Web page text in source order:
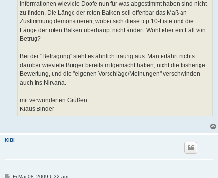
Informationen wieviele Doofe nun für was abgestimmt haben sind nicht
zu finden. Die Länge der roten Balken soll offenbar das Maß an
Zustimmung demonstrieren, wobei sich diese top 10-Liste und die
Länge der roten Balken überhaupt nicht ändert. Wohl eher ein Fall von
Betrug?
Bei der "Befragung" sieht es ähnlich traurig aus. Man erfährt nichts
darüber wieviele Bürger bereits mitgemacht haben, nicht die bisherige
Bewertung, und die "eigenen Vorschläge/Meinungen" verschwinden
auch ins Nirvana.
mit verwunderten Grüßen
Klaus Binder
KlBi
BFr Mai 08, 2009 6:32 am